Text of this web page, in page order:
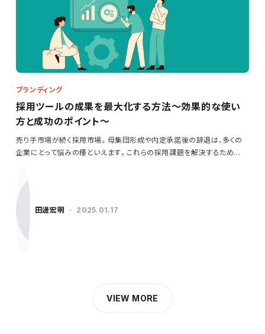
ブランディング
採用ツールの成果を最大化する方法～効果的な使い
方と成功のポイント～
売り手市場が続く採用市場。母集団形成や内定承諾後の辞退は、多くの
企業にとって悩みの種といえます。これらの採用課題を解決するため
田邊宏明 2025.01.17
VIEW MORE